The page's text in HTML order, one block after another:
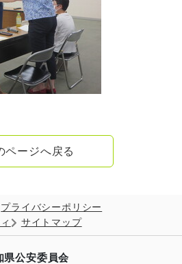
ページへ戻る
プライバシーポリシー
サイトマップ
県公安委員会